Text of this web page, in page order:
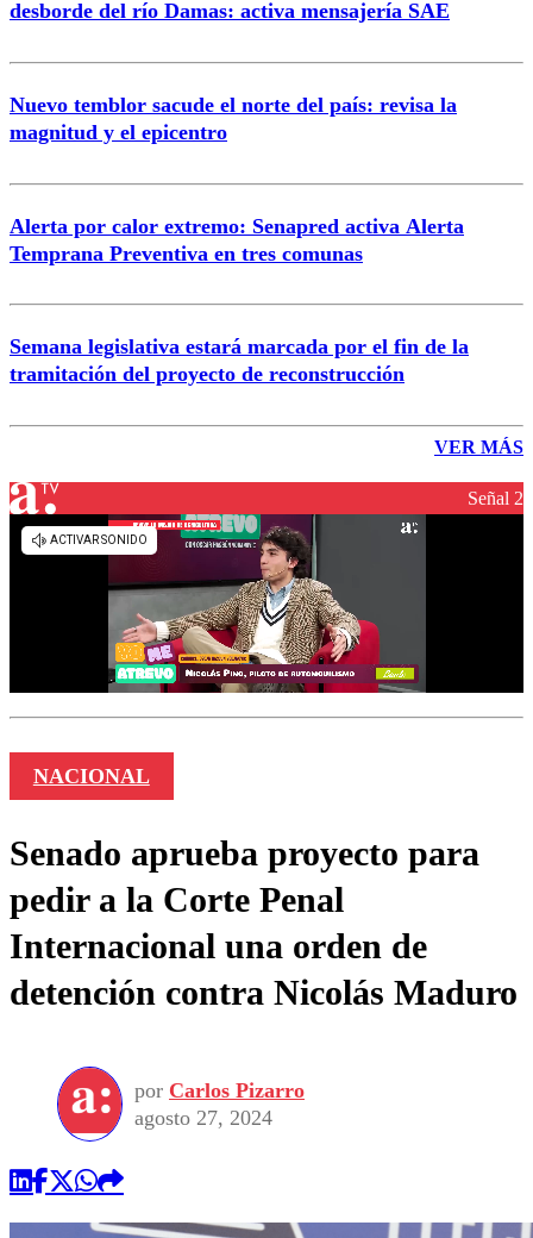
desborde del río Damas: activa mensajería SAE
Nuevo temblor sacude el norte del país: revisa la
magnitud y el epicentro
Alerta por calor extremo: Senapred activa Alerta
Temprana Preventiva en tres comunas
Semana legislativa estará marcada por el fin de la
tramitación del proyecto de reconstrucción
VER MÁS
Señal 2
NACIONAL
Senado aprueba proyecto para
pedir a la Corte Penal
Internacional una orden de
detención contra Nicolás Maduro
por Carlos Pizarro
agosto 27, 2024